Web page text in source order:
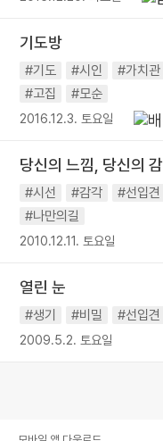
기도방
#기도 #시인 #가치관
#고집
#모순
2016.12.3. 토요일
당신의 느낌, 당신의
#시선 #감각 #선입견
#나만의길
2010.12.11. 토요일
열린 눈
#생기 #비밀 #선입견
2009.5.2. 토요일